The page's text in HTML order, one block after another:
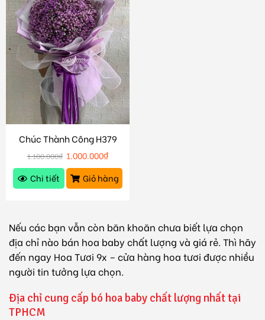
Chúc Thành Công H379
1.100.000₫ 1.000.000₫
Chi tiết
Giỏ hàng
Nếu các bạn vẫn còn băn khoăn chưa biết lựa chọn
địa chỉ nào bán hoa baby chất lượng và giá rẻ. Thì hãy
đến ngay Hoa Tươi 9x – cửa hàng hoa tươi được nhiều
người tin tưởng lựa chọn.
Địa chỉ cung cấp bó hoa baby chất lượng nhất tại
TPHCM